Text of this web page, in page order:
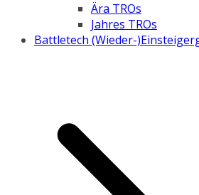
Ära TROs
Jahres TROs
Battletech (Wieder-